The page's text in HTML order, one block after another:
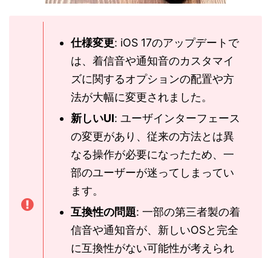
仕様変更: iOS 17のアップデートで
は、着信音や通知音のカスタマイ
ズに関するオプションの配置や方
法が大幅に変更されました。
新しいUI: ユーザインターフェース
の変更があり、従来の方法とは異
なる操作が必要になったため、一
部のユーザーが迷ってしまってい
ます。
互換性の問題: 一部の第三者製の着
信音や通知音が、新しいOSと完全
に互換性がない可能性が考えられ